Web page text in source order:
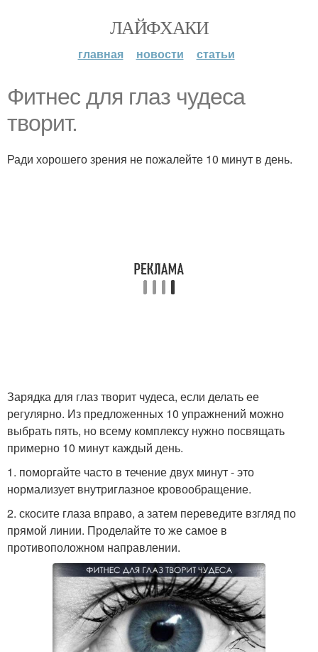
ЛАЙФХАКИ
главная новости статьи
Фитнес для глаз чудеса
творит.
Ради хорошего зрения не пожалейте 10 минут в день.
Зарядка для глаз творит чудеса, если делать ее
регулярно. Из предложенных 10 упражнений можно
выбрать пять, но всему комплексу нужно посвящать
примерно 10 минут каждый день.
1. поморгайте часто в течение двух минут - это
нормализует внутриглазное кровообращение.
2. скосите глаза вправо, а затем переведите взгляд по
прямой линии. Проделайте то же самое в
противоположном направлении.